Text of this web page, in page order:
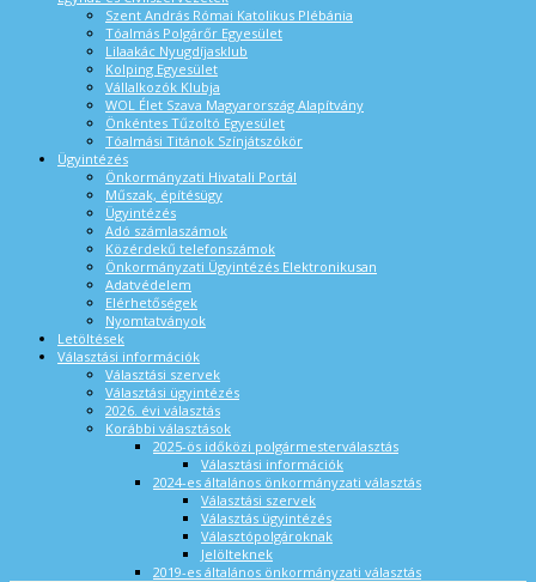
Szent András Római Katolikus Plébánia
Tóalmás Polgárőr Egyesület
Lilaakác Nyugdíjasklub
Kolping Egyesület
Vállalkozók Klubja
WOL Élet Szava Magyarország Alapítvány
Önkéntes Tűzoltó Egyesület
Tóalmási Titánok Színjátszókör
Ügyintézés
Önkormányzati Hivatali Portál
Műszak, építésügy
Ügyintézés
Adó számlaszámok
Közérdekű telefonszámok
Önkormányzati Ügyintézés Elektronikusan
Adatvédelem
Elérhetőségek
Nyomtatványok
Letöltések
Választási információk
Választási szervek
Választási ügyintézés
2026. évi választás
Korábbi választások
2025-ös időközi polgármesterválasztás
Választási információk
2024-es általános önkormányzati választás
Választási szervek
Választás ügyintézés
Választópolgároknak
Jelölteknek
2019-es általános önkormányzati választás